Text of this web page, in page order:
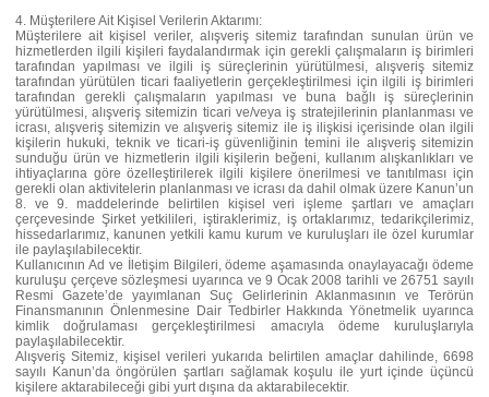
4. Müşterilere Ait Kişisel Verilerin Aktarımı:
Müşterilere ait kişisel veriler, alışveriş sitemiz tarafından sunulan ürün ve
hizmetlerden ilgili kişileri faydalandırmak için gerekli çalışmaların iş birimleri
tarafından yapılması ve ilgili iş süreçlerinin yürütülmesi, alışveriş sitemiz
tarafından yürütülen ticari faaliyetlerin gerçekleştirilmesi için ilgili iş birimleri
tarafından gerekli çalışmaların yapılması ve buna bağlı iş süreçlerinin
yürütülmesi, alışveriş sitemizin ticari ve/veya iş stratejilerinin planlanması ve
icrası, alışveriş sitemizin ve alışveriş sitemiz ile iş ilişkisi içerisinde olan ilgili
kişilerin hukuki, teknik ve ticari-iş güvenliğinin temini ile alışveriş sitemizin
sunduğu ürün ve hizmetlerin ilgili kişilerin beğeni, kullanım alışkanlıkları ve
ihtiyaçlarına göre özelleştirilerek ilgili kişilere önerilmesi ve tanıtılması için
gerekli olan aktivitelerin planlanması ve icrası da dahil olmak üzere Kanun’un
8. ve 9. maddelerinde belirtilen kişisel veri işleme şartları ve amaçları
çerçevesinde Şirket yetkilileri, iştiraklerimiz, iş ortaklarımız, tedarikçilerimiz,
hissedarlarımız, kanunen yetkili kamu kurum ve kuruluşları ile özel kurumlar
ile paylaşılabilecektir.
Kullanıcının Ad ve İletişim Bilgileri, ödeme aşamasında onaylayacağı ödeme
kuruluşu çerçeve sözleşmesi uyarınca ve 9 Ocak 2008 tarihli ve 26751 sayılı
Resmi Gazete’de yayımlanan Suç Gelirlerinin Aklanmasının ve Terörün
Finansmanının Önlenmesine Dair Tedbirler Hakkında Yönetmelik uyarınca
kimlik doğrulaması gerçekleştirilmesi amacıyla ödeme kuruluşlarıyla
paylaşılabilecektir.
Alışveriş Sitemiz, kişisel verileri yukarıda belirtilen amaçlar dahilinde, 6698
sayılı Kanun’da öngörülen şartları sağlamak koşulu ile yurt içinde üçüncü
kişilere aktarabileceği gibi yurt dışına da aktarabilecektir.